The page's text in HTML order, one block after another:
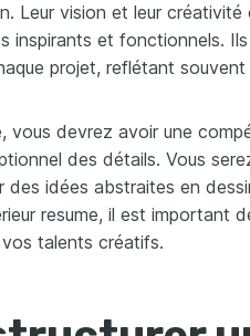
Leur vision et leur créativité
inspirants et fonctionnels.
projet, reflétant
vous devrez avoir une
des détails. Vous
idées abstraites en
resume, il est important
talents créatifs.